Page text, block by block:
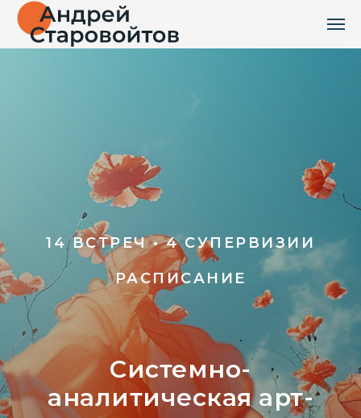
14 ВСТРЕЧ • 4 СУПЕРВИЗИИ
РАСПИСАНИЕ
Системно-
аналитическая арт-